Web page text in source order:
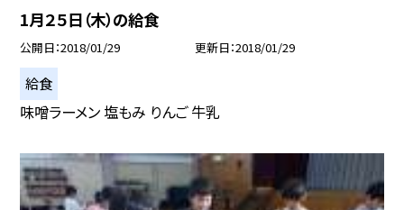
1月２５日（木）の給食
公開日 2018/01/29 更新日 2018/01/29
給食
味噌ラーメン 塩もみ りんご 牛乳